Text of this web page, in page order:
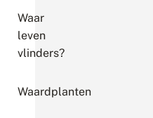
Waar
leven
vlinders?
Waardplanten